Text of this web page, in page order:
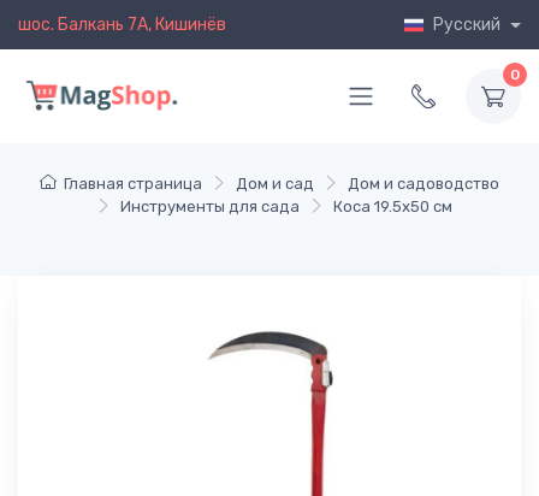
шос. Балкань 7A, Кишинёв Русский
0
Главная страница Дом и сад
Дом и садоводство
Инструменты для сада
Коса 19.5x50 см